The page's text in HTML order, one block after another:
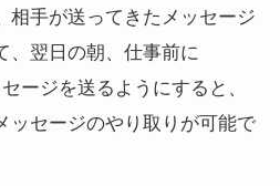
相手が送ってきたメッセージ
、翌日の朝、仕事前に
ージを送るようにすると、
ッセージのやり取りが可能で